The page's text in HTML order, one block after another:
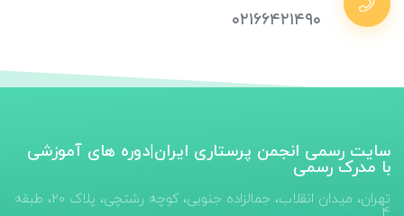
سایت رسمی انجمن پرستاری ایران|دوره های آموزشی
با مدرک رسمی
تهران، میدان انقلاب، جمالزاده جنوبی، کوچه رشتچی، پلاک 20، طبقه
۰۲۱۶۶۴۲۱۴۹۰